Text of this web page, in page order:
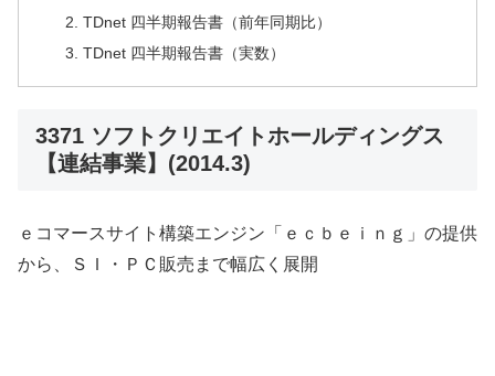
TDnet 四半期報告書（前年同期比）
TDnet 四半期報告書（実数）
3371 ソフトクリエイトホールディングス
【連結事業】(2014.3)
ｅコマースサイト構築エンジン「ｅｃｂｅｉｎｇ」の提供
から、ＳＩ・ＰＣ販売まで幅広く展開